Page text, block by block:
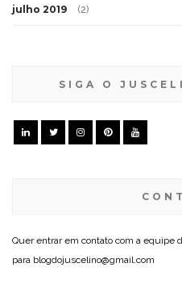
julho 2019 (2)
SIGA O
Quer entrar em contato com a equipe
para blogdojuscelino@gmail.com